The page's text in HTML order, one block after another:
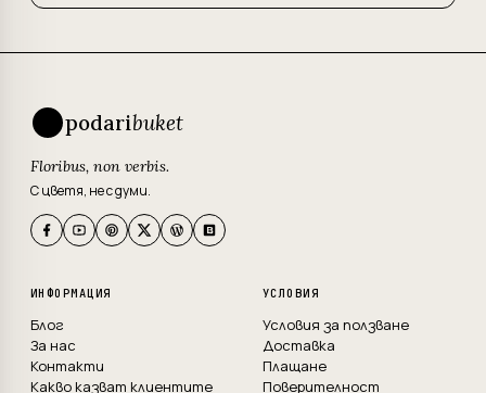
podaribuket
Floribus, non verbis.
С цветя, не с думи.
ИНФОРМАЦИЯ
Блог
За нас
Контакти
Какво казват клиентите
УСЛОВИЯ
Условия за ползване
Доставка
Плащане
Поверителност